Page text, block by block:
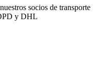
socios de transporte
y DHL